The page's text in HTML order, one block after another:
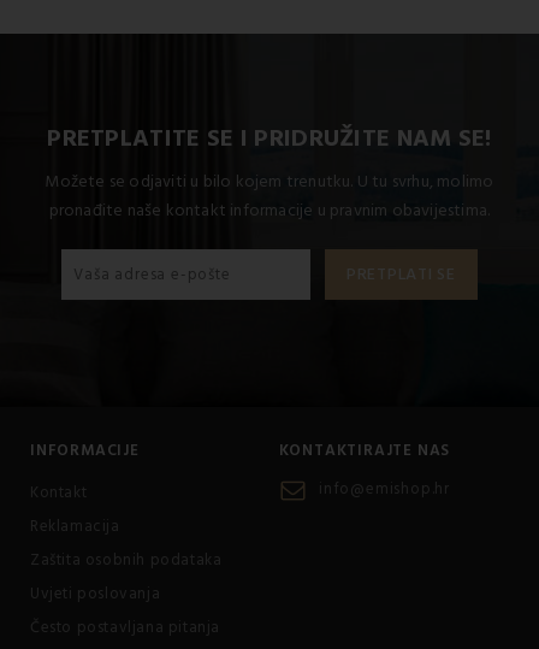
PRETPLATITE SE I PRIDRUŽITE NAM SE!
Možete se odjaviti u bilo kojem trenutku. U tu svrhu, molimo
pronađite naše kontakt informacije u pravnim obavijestima.
INFORMACIJE
Kontakt
Reklamacija
Zaštita osobnih podataka
Uvjeti poslovanja
Često postavljana pitanja
KONTAKTIRAJTE NAS
info@emishop.hr